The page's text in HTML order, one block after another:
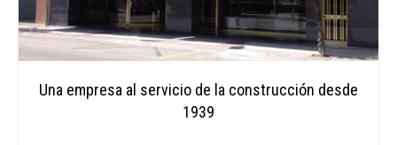
Una empresa al servicio de la construcción desde
1939